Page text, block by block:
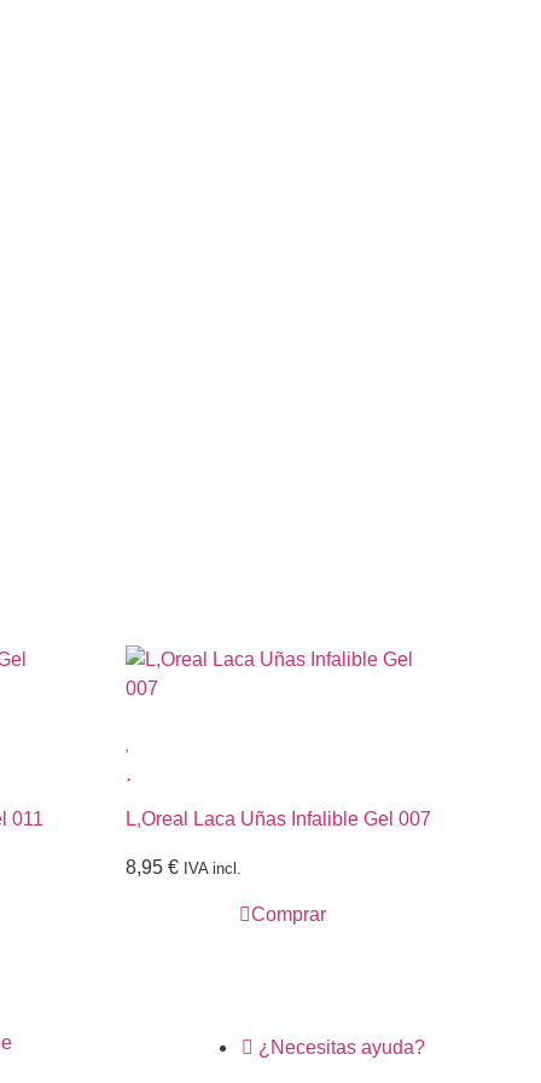
011
L,Oreal Laca Uñas Infalible Gel 007
8,95 € IVA incl.
Comprar
¿Necesitas ayuda?